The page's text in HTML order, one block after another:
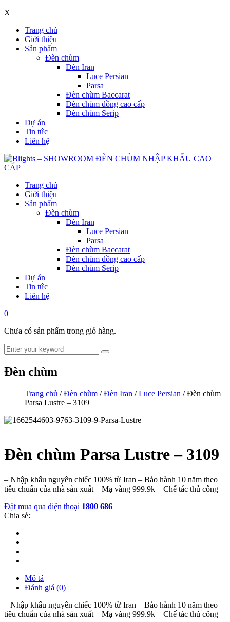
X
Trang chủ
Giới thiệu
Sản phẩm
Đèn chùm
Đèn Iran
Luce Persian
Parsa
Đèn chùm Baccarat
Đèn chùm đồng cao cấp
Đèn chùm Serip
Dự án
Tin tức
Liên hệ
Trang chủ
Giới thiệu
Sản phẩm
Đèn chùm
Đèn Iran
Luce Persian
Parsa
Đèn chùm Baccarat
Đèn chùm đồng cao cấp
Đèn chùm Serip
Dự án
Tin tức
Liên hệ
0
Chưa có sản phẩm trong giỏ hàng.
Đèn chùm
Trang chủ /Đèn chùm /Đèn Iran /Luce Persian / Đèn chùm
Parsa Lustre – 3109
Đèn chùm Parsa Lustre – 3109
– Nhập khẩu nguyên chiếc 100% từ Iran – Bảo hành 10 năm theo
tiêu chuẩn của nhà sản xuất – Mạ vàng 999.9k – Chế tác thủ công
Đặt mua qua điện thoại 1800 686
Chia sẻ:
Mô tả
Đánh giá (0)
– Nhập khẩu nguyên chiếc 100% từ Iran – Bảo hành 10 năm theo
tiêu chuẩn của nhà sản xuất – Mạ vàng 999.9k – Chế tác thủ công